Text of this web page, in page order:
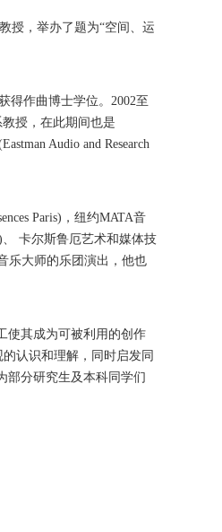
授，举办了题为“空间、运
得作曲博士学位。 2002至
授，在此期间也是
Audio and Research
Paris) ，纽约MATA音
、 卡尔斯鲁厄艺术和媒体技
乐大师的乐团演出，他也
其成为可被利用的创作
认识和理解，同时启发同
部分研究生及本科同学们